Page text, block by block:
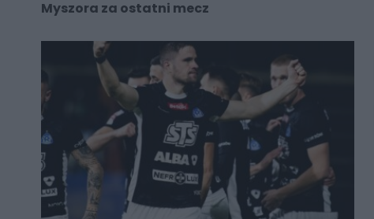
Myszora za ostatni mecz